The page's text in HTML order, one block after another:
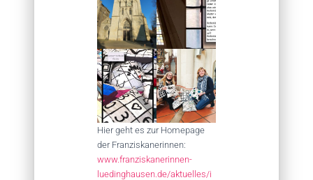
Hier geht es zur Homepage
der Franziskanerinnen:
www.franziskanerinnen-
luedinghausen.de/aktuelles/i